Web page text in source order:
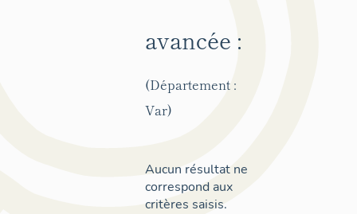
avancée :
(Département :
Var)
Aucun résultat ne
correspond aux
critères saisis.